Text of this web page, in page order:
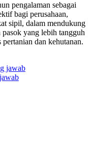
pengalaman sebagai
bagi perusahaan,
sipil, dalam mendukung
yang lebih tangguh
dan kehutanan.
jawab